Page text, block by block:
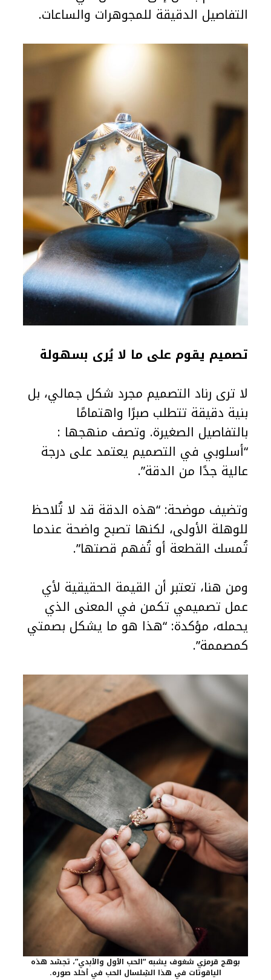
التفاصيل الدقيقة للمجوهرات والساعات.
تصميم يقوم على ما لا يُرى بسهولة
لا ترى رناد التصميم مجرد شكل جمالي، بل
بنية دقيقة تتطلب صبرًا واهتمامًا
بالتفاصيل الصغيرة. وتصف منهجها :
“أسلوبي في التصميم يعتمد على درجة
عالية جدًا من الدقة”.
وتضيف موضحة: “هذه الدقة قد لا تُلاحظ
للوهلة الأولى، لكنها تصبح واضحة عندما
تُمسك القطعة أو تُفهم قصتها”.
ومن هنا، تعتبر أن القيمة الحقيقية لأي
عمل تصميمي تكمن في المعنى الذي
يحمله، مؤكدة: “هذا هو ما يشكل بصمتي
كمصممة”.
بوهج قرمزي شغوف يشبه “الحب الأول والأبدي”، تجسّد هذه
الياقوتات في هذا السِّلسال الحب في أخلد صوره.